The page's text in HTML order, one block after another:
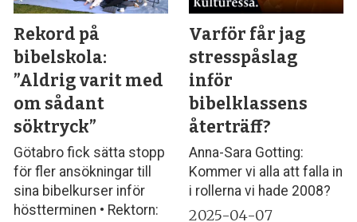
Rekord på
bibelskola:
”Aldrig varit med
om sådant
söktryck”
Götabro fick sätta stopp
för fler ansökningar till
sina bibelkurser inför
höstterminen • Rektorn:
Varför får jag
stresspåslag
inför
bibelklassens
återträff?
Anna-Sara Gotting:
Kommer vi alla att falla in
i rollerna vi hade 2008?
2025-04-07